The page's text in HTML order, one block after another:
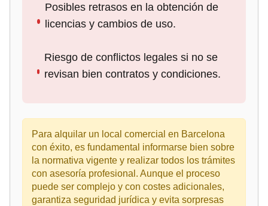
Posibles retrasos en la obtención de
licencias y cambios de uso.
Riesgo de conflictos legales si no se
revisan bien contratos y condiciones.
Para alquilar un local comercial en Barcelona
con éxito, es fundamental informarse bien sobre
la normativa vigente y realizar todos los trámites
con asesoría profesional. Aunque el proceso
puede ser complejo y con costes adicionales,
garantiza seguridad jurídica y evita sorpresas